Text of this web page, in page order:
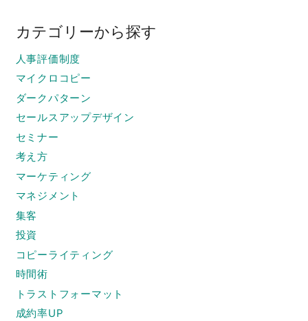
カテゴリーから探す
人事評価制度
マイクロコピー
ダークパターン
セールスアップデザイン
セミナー
考え方
マーケティング
マネジメント
集客
投資
コピーライティング
時間術
トラストフォーマット
成約率UP